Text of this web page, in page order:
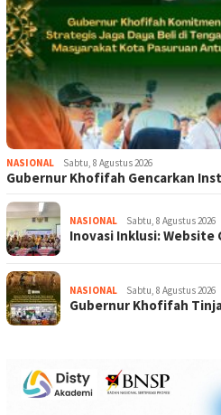
NASIONAL Sabtu, 8 Agustus 2026
Gubernur Khofifah Gencarkan
NASIONAL Sabtu, 8 Agustus 2026
Inovasi Inklusi: Website
NASIONAL Sabtu, 8 Agustus 2026
Gubernur Khofifah